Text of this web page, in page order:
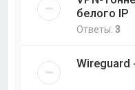
белого IP
Ответы:3
Wireguard